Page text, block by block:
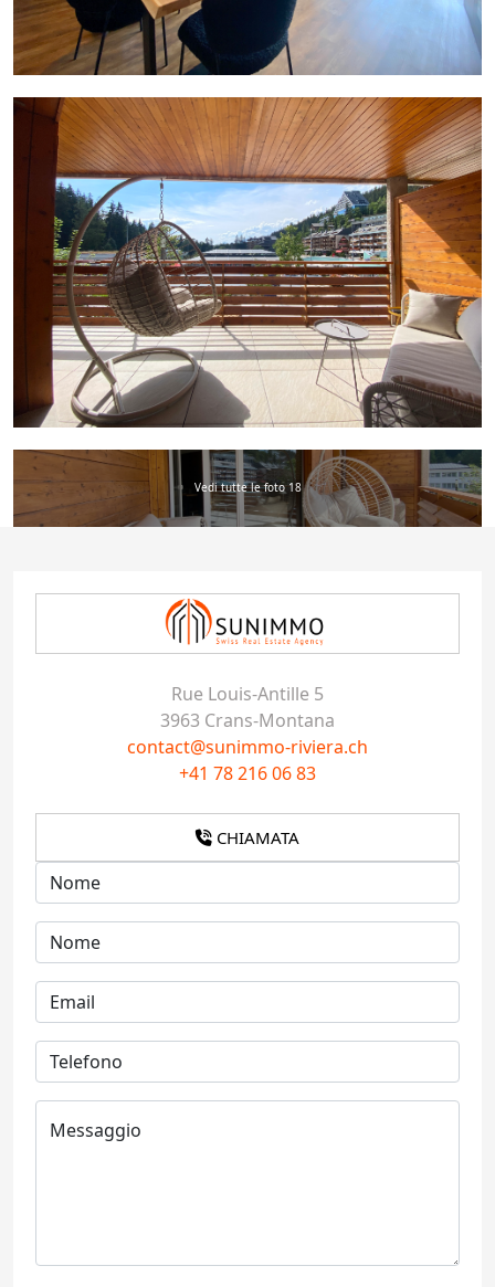
Vedi tutte le foto 18
Rue Louis-Antille 5
3963 Crans-Montana
contact@sunimmo-riviera.ch
+41 78 216 06 83
CHIAMATA